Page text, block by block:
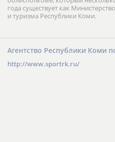
года существует как
и туризма Республики Коми.
Агентство Республики Коми
http://www.sportrk.ru/